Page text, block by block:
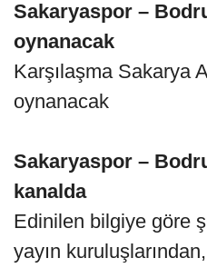
Sakaryaspor –
oynanacak
Karşılaşma Sakarya
oynanacak
Sakaryaspor –
kanalda
Edinilen bilgiye göre
yayın